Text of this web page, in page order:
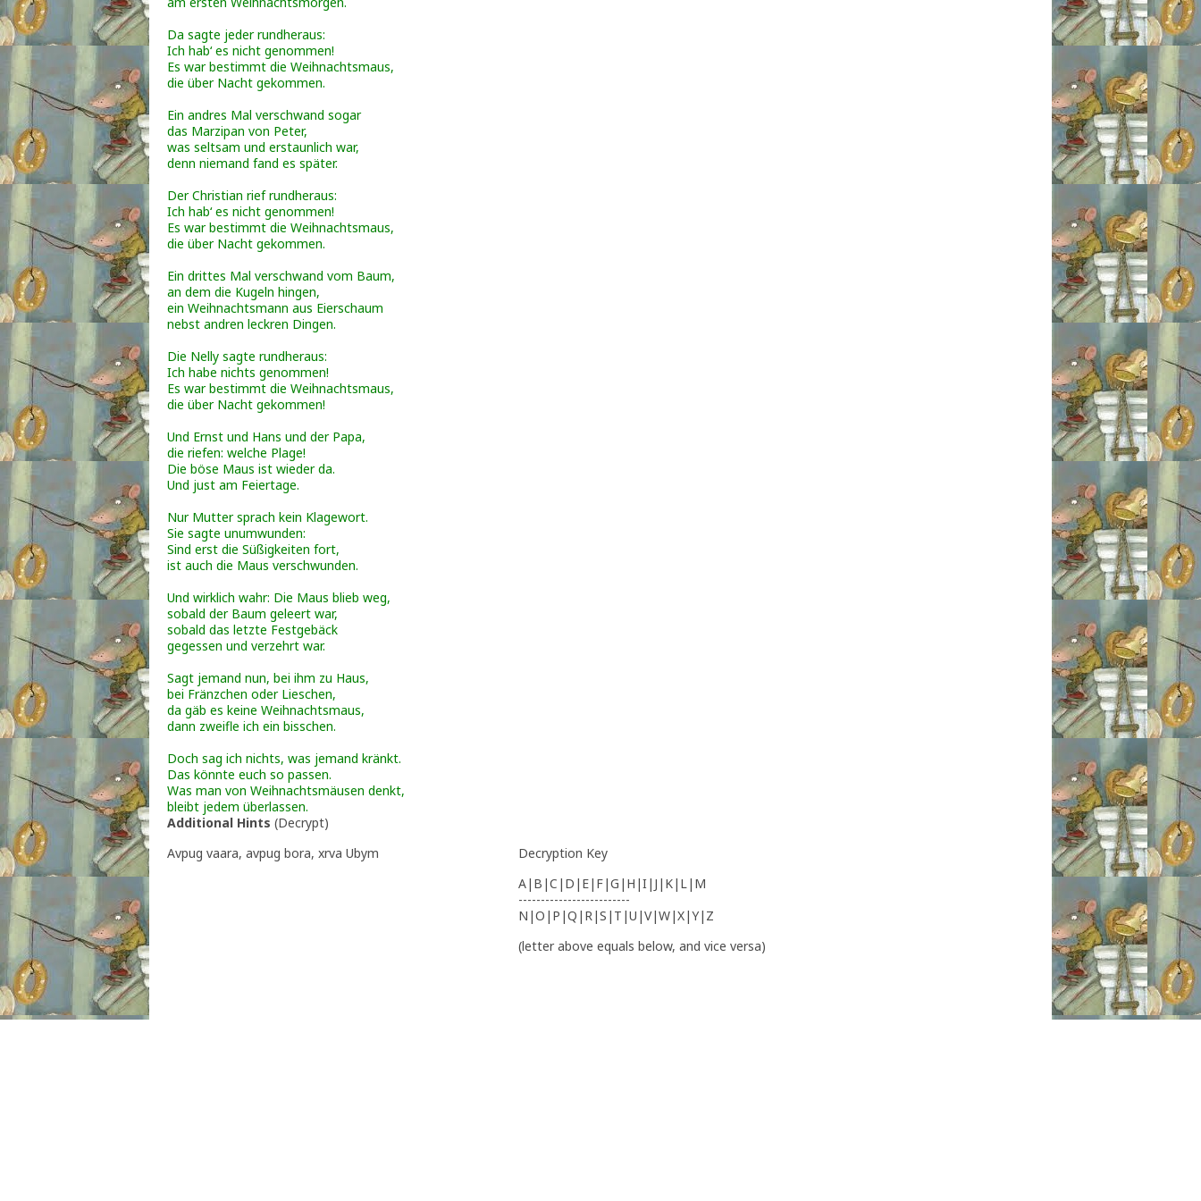
Da sagte jeder rundheraus:
Ich hab‘ es nicht genommen!
Es war bestimmt die Weihnachtsmaus,
die über Nacht gekommen.
Ein andres Mal verschwand sogar
das Marzipan von Peter,
was seltsam und erstaunlich war,
denn niemand fand es später.
Der Christian rief rundheraus:
Ich hab‘ es nicht genommen!
Es war bestimmt die Weihnachtsmaus,
die über Nacht gekommen.
Ein drittes Mal verschwand vom Baum,
an dem die Kugeln hingen,
ein Weihnachtsmann aus Eierschaum
nebst andren leckren Dingen.
Die Nelly sagte rundheraus:
Ich habe nichts genommen!
Es war bestimmt die Weihnachtsmaus,
die über Nacht gekommen!
Und Ernst und Hans und der Papa,
die riefen: welche Plage!
Die böse Maus ist wieder da.
Und just am Feiertage.
Nur Mutter sprach kein Klagewort.
Sie sagte unumwunden:
Sind erst die Süßigkeiten fort,
ist auch die Maus verschwunden.
Und wirklich wahr: Die Maus blieb weg,
sobald der Baum geleert war,
sobald das letzte Festgebäck
gegessen und verzehrt war.
Sagt jemand nun, bei ihm zu Haus,
bei Fränzchen oder Lieschen,
da gäb es keine Weihnachtsmaus,
dann zweifle ich ein bisschen.
Doch sag ich nichts, was jemand kränkt.
Das könnte euch so passen.
Was man von Weihnachtsmäusen denkt,
bleibt jedem überlassen.
Additional Hints (Decrypt)
Avpug vaara, avpug bora, xrva Ubym
Decryption Key
A|B|C|D|E|F|G|H|I|J|K|L|M
-------------------------
N|O|P|Q|R|S|T|U|V|W|X|Y|Z
(letter above equals below, and vice versa)